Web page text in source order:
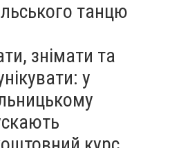
танцю
знімати та
у